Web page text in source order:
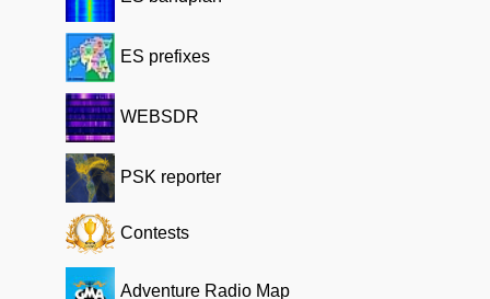
ES prefixes
WEBSDR
PSK reporter
Contests
Adventure Radio Map